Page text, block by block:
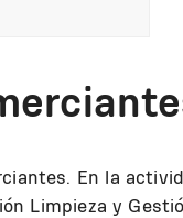
En la
Limpieza y